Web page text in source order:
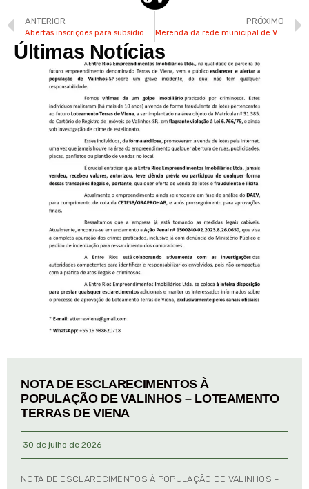
ANTERIOR
Abertas inscrições para subsídio de transporte a estudantes de Valinhos
PRÓXIMO
Merenda da rede municipal de Valinhos tem mudança no cardápio
Últimas Notícias
NOTA DE ESCLARECIMENTOS À
POPULAÇÃO DE VALINHOS – LOTEAMENTO
TERRAS DE VIENA
30 de julho de 2026
NOTA DE ESCLARECIMENTOS À POPULAÇÃO DE VALINHOS –